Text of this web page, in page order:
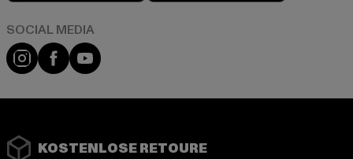
Instagram
FacebookYouTube
KOSTENLOSE RETOURE